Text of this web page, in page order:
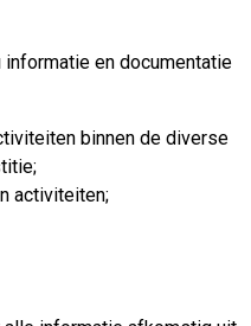
en documentatie
binnen de diverse
activiteiten;